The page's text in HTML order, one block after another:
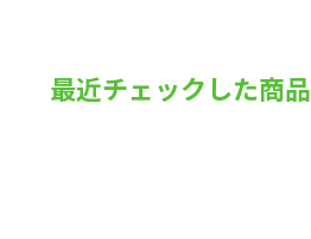
最近チェックした商品